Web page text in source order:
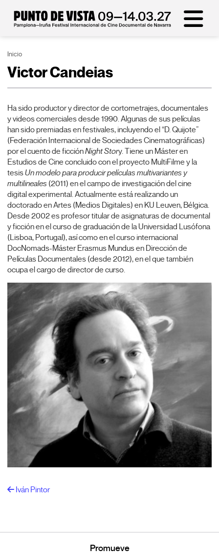
Inicio
Victor Candeias
Ha sido productor y director de cortometrajes, documentales
y videos comerciales desde 1990. Algunas de sus películas
han sido premiadas en festivales, incluyendo el “D. Quijote”
(Federación Internacional de Sociedades Cinematográficas)
por el cuento de ficciónNight Story. Tiene un Máster en
Estudios de Cine concluido con el proyecto MultiFilme y la
tesisUn modelo para producir películas multivariantes y
multilineales (2011) en el campo de investigación del cine
digital experimental. Actualmente está realizando un
doctorado en Artes (Medios Digitales) en KU Leuven, Bélgica.
Desde 2002 es profesor titular de asignaturas de documental
y ficción en el curso de graduación de la Universidad Lusófona
(Lisboa, Portugal), así como en el curso internacional
DocNomads-Máster Erasmus Mundus en Dirección de
Películas Documentales (desde 2012), en el que también
ocupa el cargo de director de curso.
Iván Pintor
Promueve